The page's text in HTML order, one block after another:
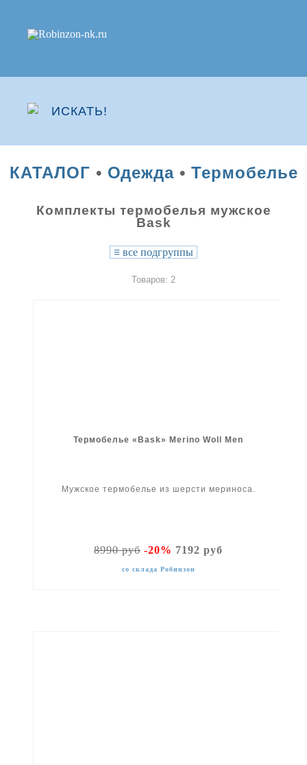
КАТАЛОГ • Одежда• Термобелье
Комплекты термобелья мужское
Bask
≡ все подгруппы
Товаров: 2
Термобелье «Bask» Merino Woll Men
Мужское термобелье из шерсти мериноса.
8990 руб-20% 7192 руб
со склада Робинзон